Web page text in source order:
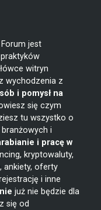
jest
witryn
wychodzenia z
i pomysł na
się czym
tu wszystko o
i
i pracę w
kryptowaluty,
ankiety, oferty
i inne
już nie będzie dla
się od